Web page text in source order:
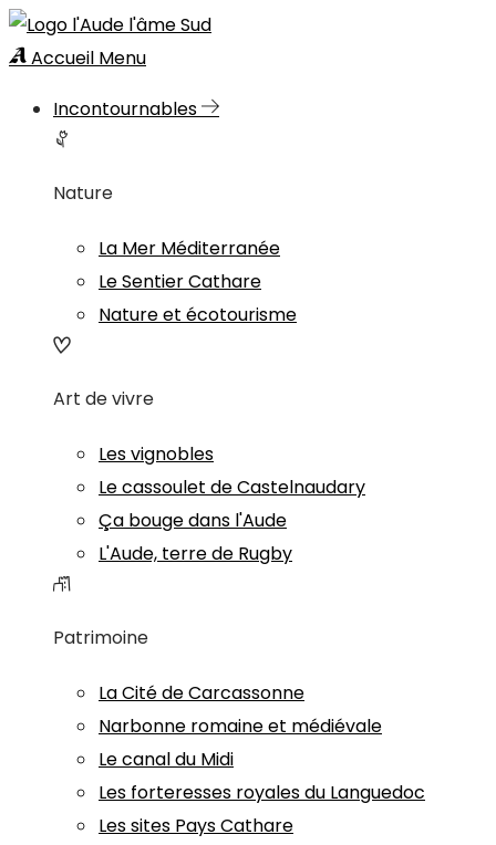
Accueil Menu
Incontournables
Nature
La Mer Méditerranée
Le Sentier Cathare
Nature et écotourisme
Art de vivre
Les vignobles
Le cassoulet de Castelnaudary
Ça bouge dans l'Aude
L'Aude, terre de Rugby
Patrimoine
La Cité de Carcassonne
Narbonne romaine et médiévale
Le canal du Midi
Les forteresses royales du Languedoc
Les sites Pays Cathare